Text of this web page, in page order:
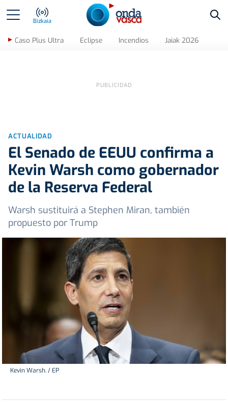
Bizkaia
Caso Plus Ultra Eclipse Incendios Jaiak 2026
ACTUALIDAD
El Senado de EEUU confirma a
Kevin Warsh como gobernador
de la Reserva Federal
Warsh sustituirá a Stephen Miran, también
propuesto por Trump
Kevin Warsh. / EP